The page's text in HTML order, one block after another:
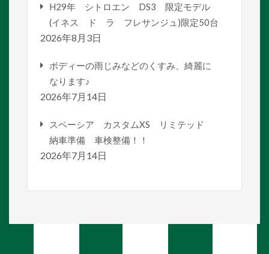
H29年 シトロエン DS3 限定モデル
(イネス ド ラ フレサンジュ)限定50台
2026年8月3日
ボディーの雨じみなどのくすみ、綺麗に
なります♪
2026年7月14日
スペーシア カスタムXS リミテッド
納車準備 車検整備！！
2026年7月14日